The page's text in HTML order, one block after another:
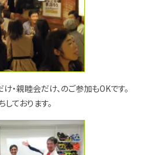
・親睦会だけ、のご参加もOKです。
ております。